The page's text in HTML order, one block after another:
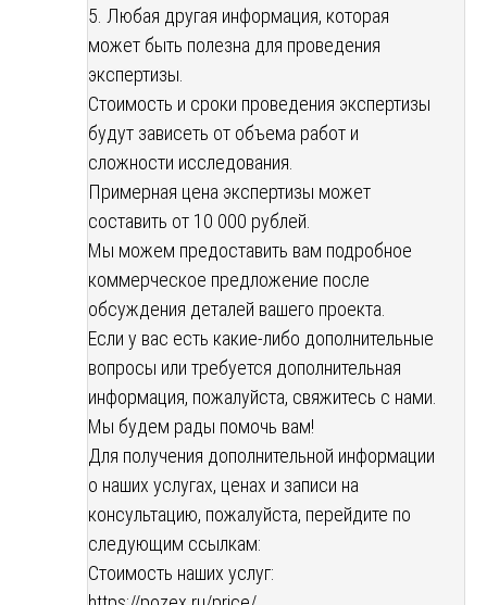
5. Любая другая информация, которая
может быть полезна для проведения
экспертизы.
Стоимость и сроки проведения экспертизы
будут зависеть от объема работ и
сложности исследования.
Примерная цена экспертизы может
составить от 10 000 рублей.
Мы можем предоставить вам подробное
коммерческое предложение после
обсуждения деталей вашего проекта.
Если у вас есть какие-либо дополнительные
вопросы или требуется дополнительная
информация, пожалуйста, свяжитесь с нами.
Мы будем рады помочь вам!
Для получения дополнительной информации
о наших услугах, ценах и записи на
консультацию, пожалуйста, перейдите по
следующим ссылкам:
Стоимость наших услуг: